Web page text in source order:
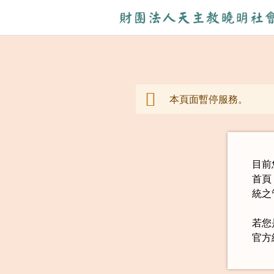
警告訊息
本頁面暫停服務。
目
首
統之
若
官方